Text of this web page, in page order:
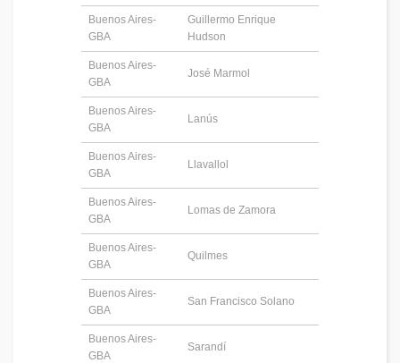
Buenos Aires-
GBA
Guillermo Enrique
Hudson
Buenos Aires-
GBA
José Marmol
Buenos Aires-
GBA
Lanús
Buenos Aires-
GBA
Llavallol
Buenos Aires-
GBA
Lomas de Zamora
Buenos Aires-
GBA
Quilmes
Buenos Aires-
GBA
San Francisco Solano
Buenos Aires-
GBA
Sarandí